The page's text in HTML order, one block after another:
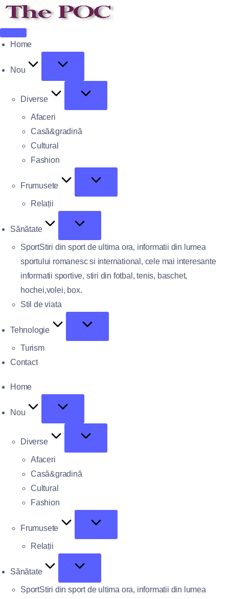
Home
Nou
Diverse
Afaceri
Casă&gradină
Cultural
Fashion
Frumusete
Relații
Sănătate
SportStiri din sport de ultima ora, informatii din lumea
sportului romanesc si international, cele mai interesante
informatii sportive, stiri din fotbal, tenis, baschet,
hochei,volei, box.
Stil de viata
Tehnologie
Turism
Contact
Home
Nou
Diverse
Afaceri
Casă&gradină
Cultural
Fashion
Frumusete
Relații
Sănătate
SportStiri din sport de ultima ora, informatii din lumea